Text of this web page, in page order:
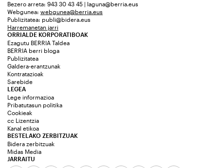
Bezero arreta: 943 30 43 45 | laguna@berria.eus
Webgunea: webgunea@berria.eus
Publizitatea: publi@bidera.eus
Harremanetan jarri
ORRIALDE KORPORATIBOAK
Ezagutu BERRIA Taldea
BERRIA berri bloga
Publizitatea
Galdera-erantzunak
Kontratazioak
Sarebide
JARRAITU
LEGEA
Lege informazioa
Pribatutasun politika
Cookieak
cc Lizentzia
Kanal etikoa
BESTELAKO ZERBITZUAK
Bidera zerbitzuak
Midas Media